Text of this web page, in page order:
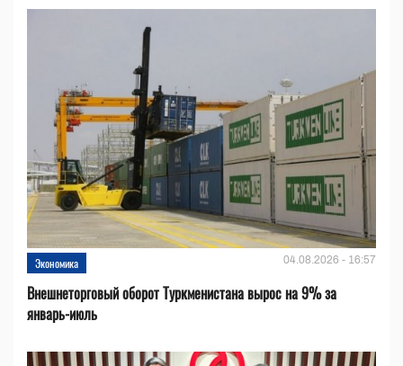
Экономика 04.08.2026 - 16:57
Внешнеторговый оборот Туркменистана вырос на 9% за
январь-июль